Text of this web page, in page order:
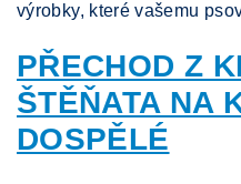
výrobky, které vašemu
PŘECHOD Z
ŠTĚŇATA NA
DOSPĚLÉ